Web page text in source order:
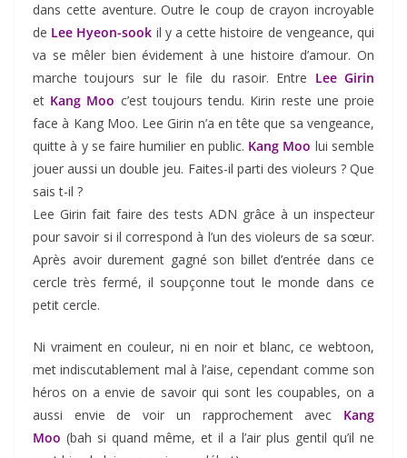
dans cette aventure. Outre le coup de crayon incroyable
de Lee Hyeon-sook il y a cette histoire de vengeance, qui
va se mêler bien évidement à une histoire d’amour. On
marche toujours sur le file du rasoir. Entre Lee Girin
et Kang Moo c’est toujours tendu. Kirin reste une proie
face à Kang Moo. Lee Girin n’a en tête que sa vengeance,
quitte à y se faire humilier en public. Kang Moo lui semble
jouer aussi un double jeu. Faites-il parti des violeurs ? Que
sais t-il ?
Lee Girin fait faire des tests ADN grâce à un inspecteur
pour savoir si il correspond à l’un des violeurs de sa sœur.
Après avoir durement gagné son billet d’entrée dans ce
cercle très fermé, il soupçonne tout le monde dans ce
petit cercle.
Ni vraiment en couleur, ni en noir et blanc, ce webtoon,
met indiscutablement mal à l’aise, cependant comme son
héros on a envie de savoir qui sont les coupables, on a
aussi envie de voir un rapprochement avec Kang
Moo (bah si quand même, et il a l’air plus gentil qu’il ne